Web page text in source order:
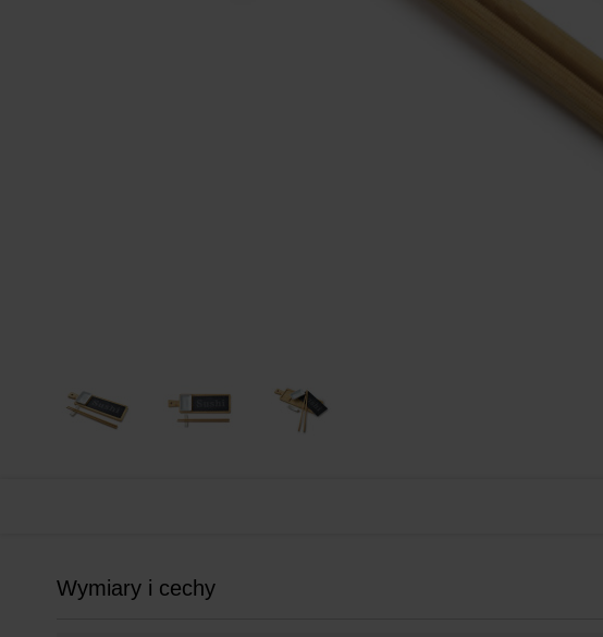
Wymiary i cechy